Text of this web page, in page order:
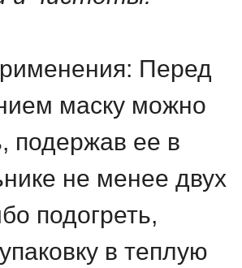
Перед
маску можно
подержав ее в
не менее двух
подогреть,
в теплую